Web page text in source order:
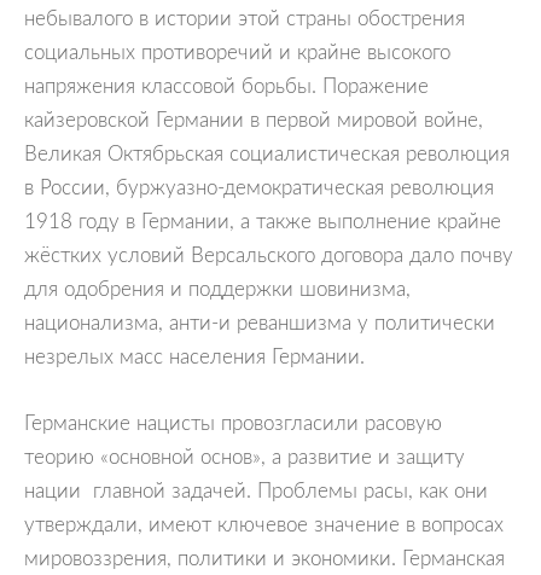
небывалого в истории этой страны обострения
социальных противоречий и крайне высокого
напряжения классовой борьбы. Поражение
кайзеровской Германии в первой мировой войне,
Великая Октябрьская социалистическая революция
в России, буржуазно-демократическая революция
1918 году в Германии, а также выполнение крайне
жёстких условий Версальского договора дало почву
для одобрения и поддержки шовинизма,
национализма, анти-и реваншизма у политически
незрелых масс населения Германии.
Германские нацисты провозгласили расовую
теорию «основной основ», а развитие и защиту
нации главной задачей. Проблемы расы, как они
утверждали, имеют ключевое значение в вопросах
мировоззрения, политики и экономики. Германская